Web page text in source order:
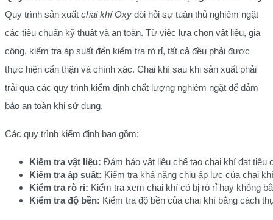
Quy trình sản xuất chai khí Oxy đòi hỏi sự tuân thủ nghiêm ngặt
các tiêu chuẩn kỹ thuật và an toàn. Từ việc lựa chọn vật liệu, gia
công, kiểm tra áp suất đến kiểm tra rò rỉ, tất cả đều phải được
thực hiện cẩn thận và chính xác. Chai khí sau khi sản xuất phải
trải qua các quy trình kiểm định chất lượng nghiêm ngặt để đảm
bảo an toàn khi sử dụng.
Các quy trình kiểm định bao gồm:
Kiểm tra vật liệu: Đảm bảo vật liệu chế tạo chai khí đạt tiêu
Kiểm tra áp suất: Kiểm tra khả năng chịu áp lực của chai
Kiểm tra rò rỉ: Kiểm tra xem chai khí có bị rò rỉ hay không
Kiểm tra độ bền: Kiểm tra độ bền của chai khí bằng cách